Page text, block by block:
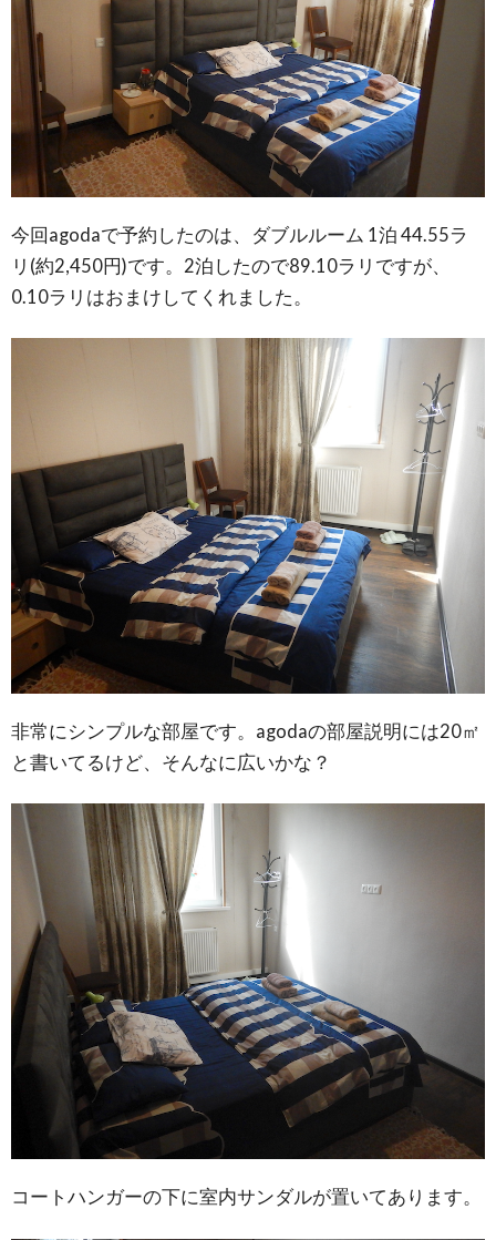
今回agodaで予約したのは、ダブルルーム 1泊 44.55ラ
リ(約2,450円)です。2泊したので89.10ラリですが、
0.10ラリはおまけしてくれました。
非常にシンプルな部屋です。agodaの部屋説明には20㎡
と書いてるけど、そんなに広いかな？
コートハンガーの下に室内サンダルが置いてあります。